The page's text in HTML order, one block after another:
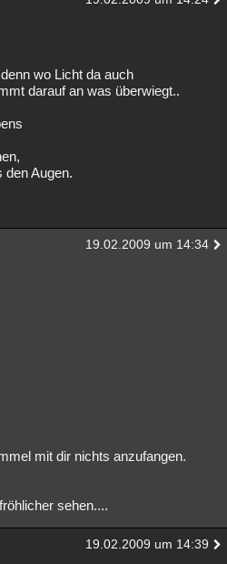
wo Licht da auch
darauf an was überwiegt..
den Augen.
19.02.2009 um 14:34
mit dir nichts anzufangen.
sehen....
19.02.2009 um 14:39